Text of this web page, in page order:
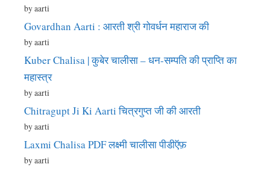
by aarti
Govardhan Aarti : आरती श्री गोवर्धन महाराज की
by aarti
Kuber Chalisa | कुबेर चालीसा – धन-सम्पति की प्राप्ति का
महास्त्र
by aarti
Chitragupt Ji Ki Aarti चित्रगुप्त जी की आरती
by aarti
Laxmi Chalisa PDF लक्ष्मी चालीसा पीडीऍफ़
by aarti